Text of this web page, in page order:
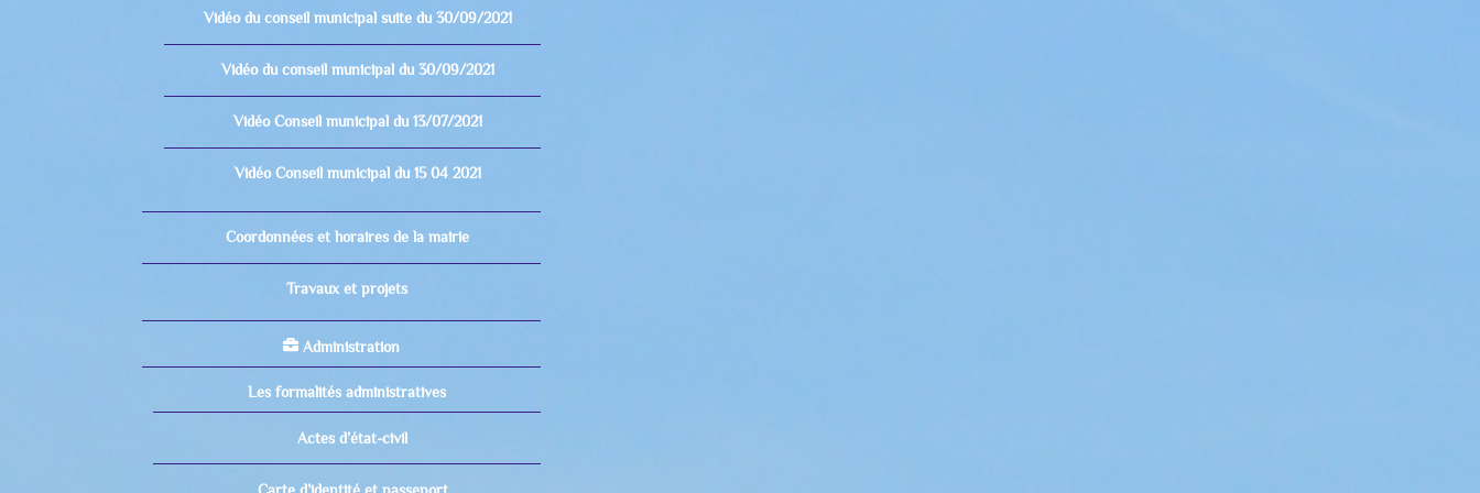
Vidéo du conseil municipal suite du 30/09/2021
Vidéo du conseil municipal du 30/09/2021
Vidéo Conseil municipal du 13/07/2021
Vidéo Conseil municipal du 15 04 2021
Coordonnées et horaires de la mairie
Travaux et projets
Administration
Les formalités administratives
Actes d’état-civil